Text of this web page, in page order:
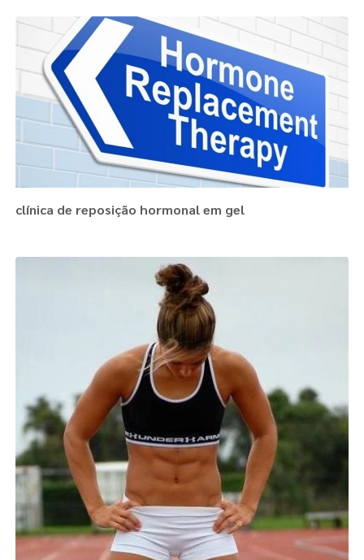
clínica de reposição hormonal em gel